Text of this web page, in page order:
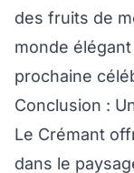
des fruits de
monde
prochaine
Conclusion :
Le Crémant
dans le